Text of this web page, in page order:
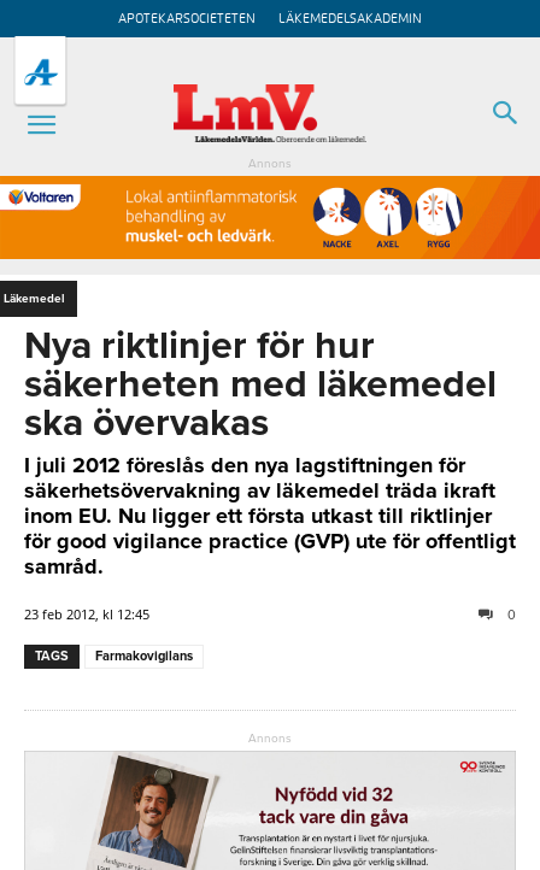
APOTEKARSOCIETETEN LÄKEMEDELSAKADEMIN
Annons
Läkemedel
Nya riktlinjer för hur
säkerheten med läkemedel
ska övervakas
I juli 2012 föreslås den nya lagstiftningen för
säkerhetsövervakning av läkemedel träda ikraft
inom EU. Nu ligger ett första utkast till riktlinjer
för good vigilance practice (GVP) ute för offentligt
samråd.
23 feb 2012, kl 12:45 0
TAGS Farmakovigilans
Annons